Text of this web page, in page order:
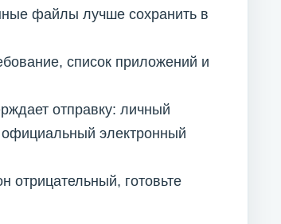
файлы лучше сохранить в
список приложений и
отправку: личный
электронный
отрицательный, готовьте